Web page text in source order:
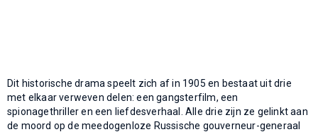
Dit historische drama speelt zich af in 1905 en bestaat uit drie
met elkaar verweven delen: een gangsterfilm, een
spionagethriller en een liefdesverhaal. Alle drie zijn ze gelinkt aan
de moord op de meedogenloze Russische gouverneur-generaal